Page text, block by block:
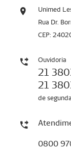
Unimed
Rua Dr.
CEP:
Ouvidoria
21
21
de
0800